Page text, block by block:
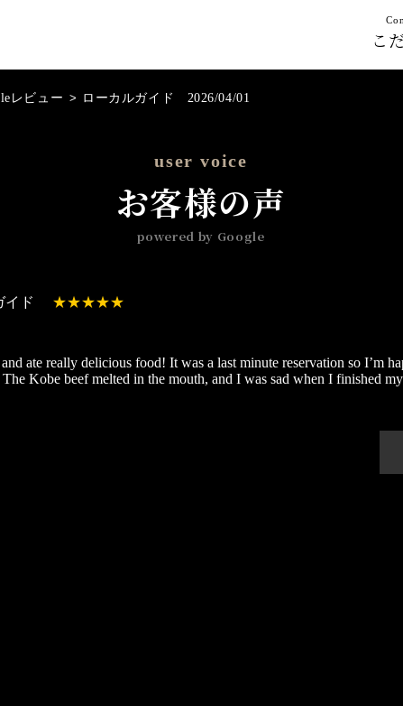
こ
レビュー > ローカルガイド 2026/04/01
user voice
お客様の声
powered by Google
イド
ate really delicious food! It was a last minute reservation so I’m
The Kobe beef melted in the mouth, and I was sad when I finished